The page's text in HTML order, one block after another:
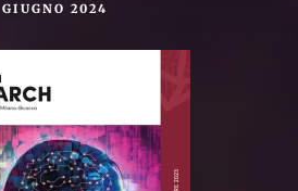
GIUGNO 2024